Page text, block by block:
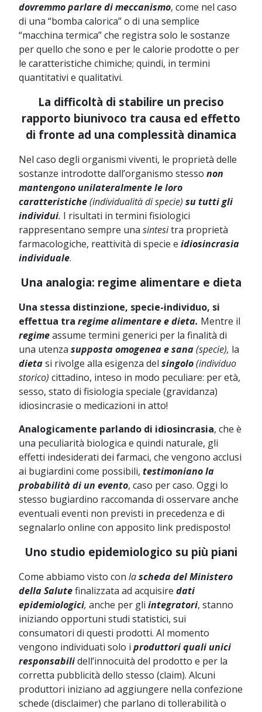
dovremmo parlare di meccanismo, come nel caso
di una “bomba calorica” o di una semplice
“macchina termica” che registra solo le sostanze
per quello che sono e per le calorie prodotte o per
le caratteristiche chimiche; quindi, in termini
quantitativi e qualitativi.
La difficoltà di stabilire un preciso
rapporto biunivoco tra causa ed effetto
di fronte ad una complessità dinamica
Nel caso degli organismi viventi, le proprietà delle
sostanze introdotte dall’organismo stesso non
mantengono unilateralmente le loro
caratteristiche(individualità di specie) su tutti gli
individui. I risultati in termini fisiologici
rappresentano sempre una sintesitra proprietà
farmacologiche, reattività di specie e idiosincrasia
individuale.
Una analogia: regime alimentare e dieta
Una stessa distinzione, specie-individuo, si
effettua tra regime alimentare e dieta. Mentre il
regimeassume termini generici per la finalità di
una utenza supposta omogenea e sana(specie), la
dietasi rivolge alla esigenza del singolo(individuo
storico) cittadino, inteso in modo peculiare: per età,
sesso, stato di fisiologia speciale (gravidanza)
idiosincrasie o medicazioni in atto!
Analogicamente parlando di idiosincrasia, che è
una peculiarità biologica e quindi naturale, gli
effetti indesiderati dei farmaci, che vengono acclusi
ai bugiardini come possibili, testimoniano la
probabilità di un evento, caso per caso. Oggi lo
stesso bugiardino raccomanda di osservare anche
eventuali eventi non previsti in precedenza e di
segnalarlo online con apposito link predisposto!
Uno studio epidemiologico su più piani
Come abbiamo visto con lascheda del Ministero
della Salutefinalizzata ad acquisire dati
epidemiologici, anche per gli integratori, stanno
iniziando opportuni studi statistici, sui
consumatori di questi prodotti. Al momento
vengono individuati solo i produttori quali unici
responsabilidell’innocuità del prodotto e per la
corretta pubblicità dello stesso (claim). Alcuni
produttori iniziano ad aggiungere nella confezione
schede (disclaimer) che parlano di tollerabilità o